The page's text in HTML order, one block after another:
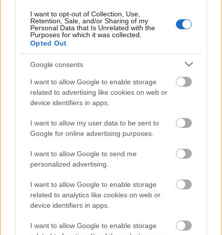
I want to opt-out of Collection, Use,
Retention, Sale, and/or Sharing of my
Personal Data that Is Unrelated with the
Purposes for which it was collected.
Opted Out
Google consents
I want to allow Google to enable storage
related to advertising like cookies on web or
device identifiers in apps.
I want to allow my user data to be sent to
Google for online advertising purposes.
I want to allow Google to send me
personalized advertising.
I want to allow Google to enable storage
related to analytics like cookies on web or
device identifiers in apps.
I want to allow Google to enable storage